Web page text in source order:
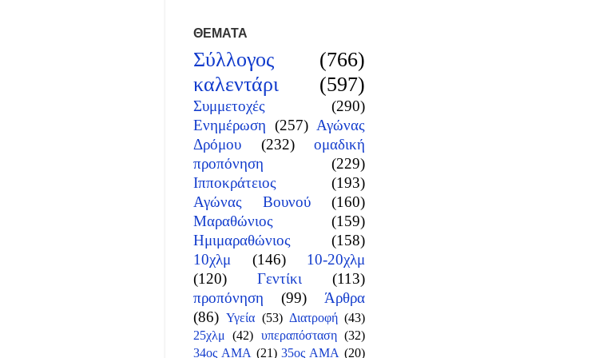
ΘΕΜΑΤΑ
Σύλλογος
(766)
καλεντάρι
(597)
Συμμετοχές
(290)
Ενημέρωση (257) Αγώνας
Δρόμου
(232)
ομαδική
προπόνηση
(229)
Ιπποκράτειος
(193)
Αγώνας Βουνού
(160)
Μαραθώνιος
(159)
Ημιμαραθώνιος
(158)
10χλμ
(146)
10-20χλμ
(120)
Γεντίκι
(113)
προπόνηση
(99)
Άρθρα
(86) Υγεία (53) Διατροφή (43)
25χλμ (42) υπεραπόσταση (32)
34ος ΑΜΑ (21) 35ος ΑΜΑ (20)